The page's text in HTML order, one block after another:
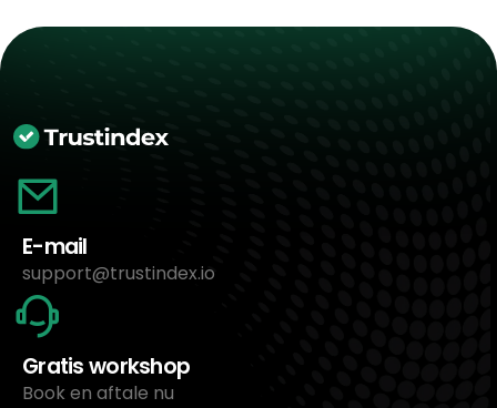
E-mail
support@trustindex.io
Gratis workshop
Book en aftale nu